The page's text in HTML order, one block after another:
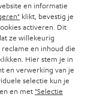
en informatie
klikt, bevestig je
activeren. Dit
ze willekeurig
en inhoud die
Hier stem je in
en verwerking van je
selectie kun je
en met "Selectie